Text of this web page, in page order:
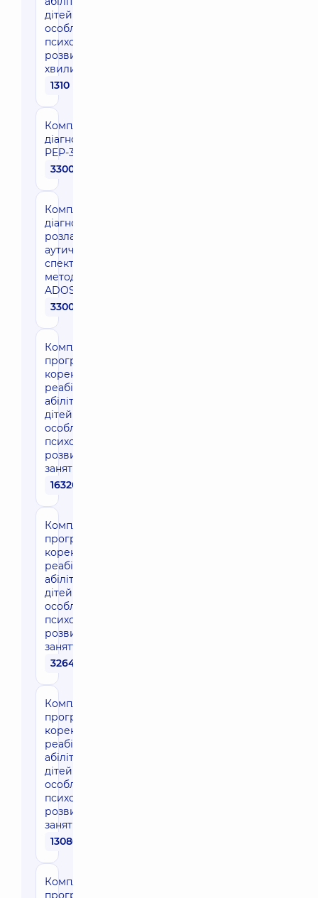
дітей з
особливостями
психомоторного
розвитку (45
хвилин)
1310 грн
Комплексна
діагностика
PEP-3
3300 грн
Комплексна
діагностика
розладів
аутичного
спектру по
методиці
ADOS-2
3300 грн
Комплексна
програма
корекції/
реабілітації/
абілітації для
дітей з
особливостями
психомоторного
розвитку (16
занять по 45 хв)
16320 грн
Комплексна
програма
корекції/
реабілітації/
абілітації для
дітей з
особливостями
психомоторного
розвитку (32
заняття по 45 хв)
32640 грн
Комплексна
програма
корекції/
реабілітації/
абілітації для
дітей з
особливостями
психомоторного
розвитку (12
занять по 60 хв)
13080 грн
Комплексна
програма